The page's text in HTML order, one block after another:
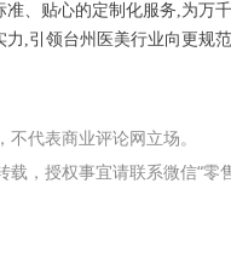
准、贴心的定制化服务,为万
力,引领台州医美行业向更规
代表商业评论网立场。
载，授权事宜请联系微信“